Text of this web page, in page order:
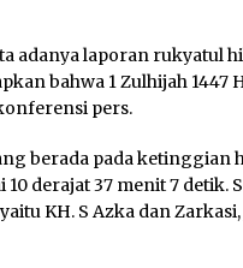
adanya laporan rukyatul
bahwa 1 Zulhijah 1447
pers.
berada pada ketinggian
derajat 37 menit 7 detik.
KH. S Azka dan